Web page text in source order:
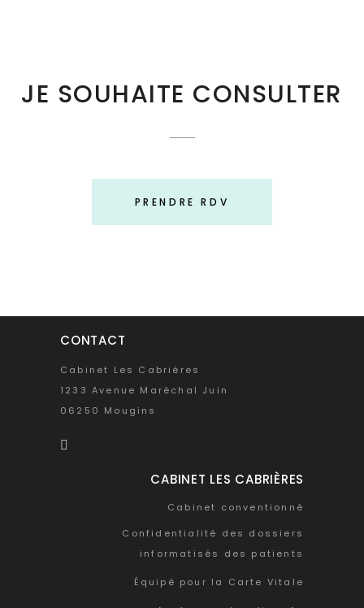
JE SOUHAITE CONSULTER
PRENDRE RDV
CONTACT
Cabinet Les Cabrières
1233 Avenue Maréchal Juin
06250 Mougins
CABINET LES CABRIÈRES
Cabinet conventionné
Confidentialité des dossiers
informatisés des patients
Équipé pour la Carte Vitale